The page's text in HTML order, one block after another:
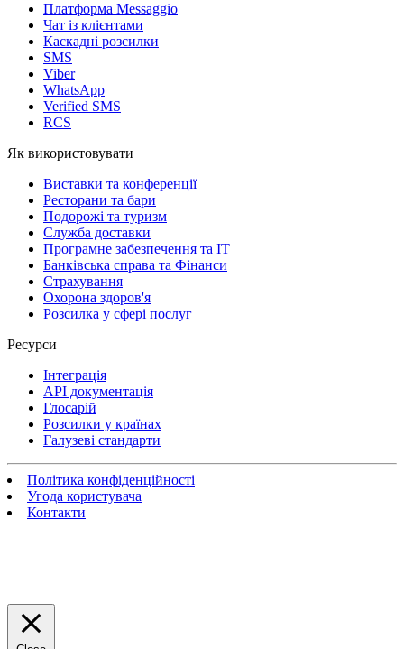
Платформа Messaggio
Чат із клієнтами
Каскадні розсилки
SMS
Viber
WhatsApp
Verified SMS
RCS
Як використовувати
Виставки та конференції
Ресторани та бари
Подорожі та туризм
Служба доставки
Програмне забезпечення та IT
Банківська справа та Фінанси
Страхування
Охорона здоров'я
Розсилка у сфері послуг
Ресурси
Інтеграція
API документація
Глосарій
Розсилки у країнах
Галузеві стандарти
Політика конфіденційності
Угода користувача
Контакти